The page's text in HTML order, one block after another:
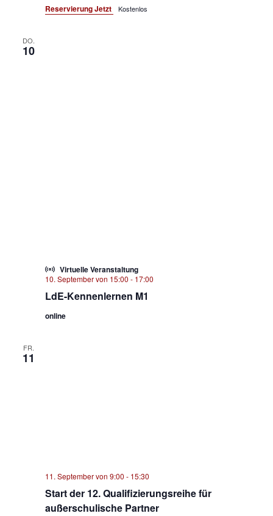
Reservierung Jetzt Kostenlos
DO.
10
LdE-Kennenlernen M1
10. September von 15:00 - 17:00
online
Virtuelle Veranstaltung
FR.
11
Start der 12. Qualifizierungsreihe für
außerschulische Partner
11. September von 9:00 - 15:30